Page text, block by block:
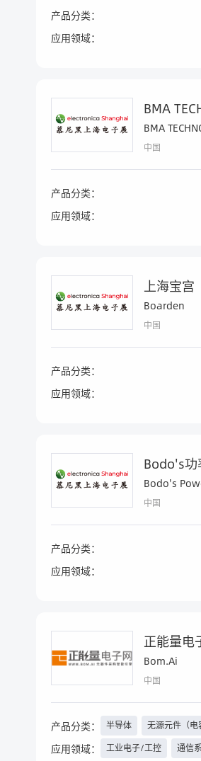
产品分类：
应用领域：
BMA
BMA
中国
产品分类：
应用领域：
上海宝宫
Boarden
中国
产品分类：
应用领域：
Bodo's功
Bodo's
中国
产品分类：
应用领域：
正能量电
Bom.Ai
中国
产品分类： 半导体
无源元件（电
应用领域： 工业电子/工控 通信